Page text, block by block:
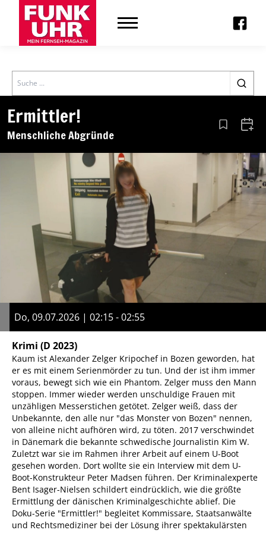
Search
Ermittler!
Menschliche Abgründe Aus den
Do, 09.07.2026 | 02:15 - 02:55
Krimi (D 2023)
Kaum ist Alexander Zelger Kripochef in Bozen geworden, hat
er es mit einem Serienmörder zu tun. Und der ist ihm immer
voraus, bewegt sich wie ein Phantom. Zelger muss den Mann
stoppen. Immer wieder werden unschuldige Frauen mit
unzähligen Messerstichen getötet. Zelger weiß, dass der
Unbekannte, den alle nur "das Monster von Bozen" nennen,
von alleine nicht aufhören wird, zu töten. 2017 verschwindet
in Dänemark die bekannte schwedische Journalistin Kim W.
Zuletzt war sie im Rahmen ihrer Arbeit auf einem U-Boot
gesehen worden. Dort wollte sie ein Interview mit dem U-
Boot-Konstrukteur Peter Madsen führen. Der Kriminalexperte
Bent Isager-Nielsen schildert eindrücklich, wie die größte
Ermittlung der dänischen Kriminalgeschichte ablief. Die
Doku-Serie "Ermittler!" begleitet Kommissare, Staatsanwälte
und Rechtsmediziner bei der Lösung ihrer spektakulärsten